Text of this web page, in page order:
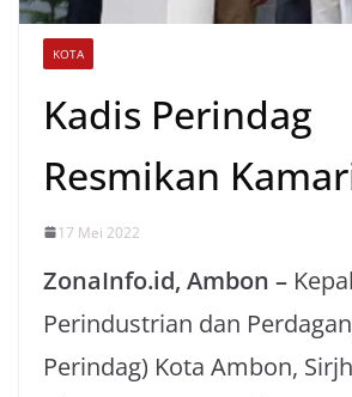
KOTA
Kadis Perindag
Resmikan
17 Mei 2022
ZonaInfo.id, Ambon –
Perindustrian dan
Perindag) Kota Ambon,